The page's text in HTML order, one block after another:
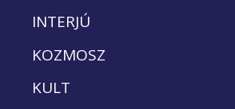
INTERJÚ
KOZMOSZ
KULT